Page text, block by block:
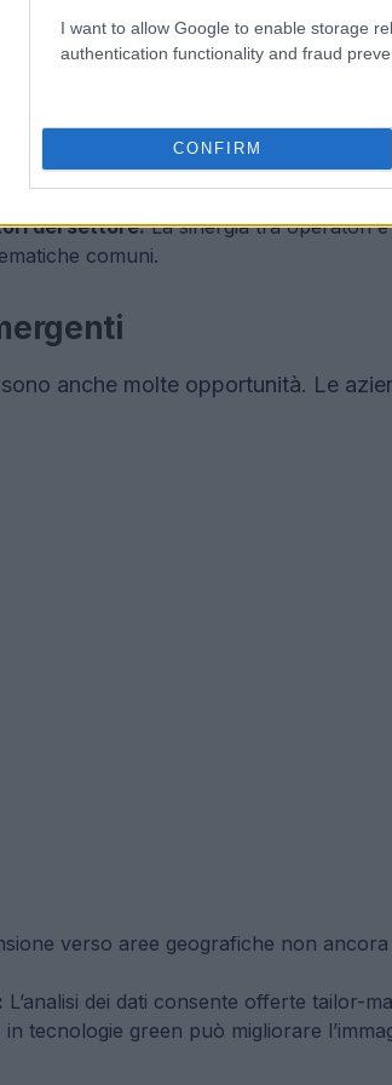
I want to allow Google to enable storage
authentication functionality and fraud
CONFIRM
deve affrontare includono:
È fondamentale sviluppare soluzioni
del settore:La sinergia tra operatori
comuni.
anche molte opportunità. Le
verso aree geografiche non
L’analisi dei dati consente offerte tailor-
in tecnologie green può migliorare